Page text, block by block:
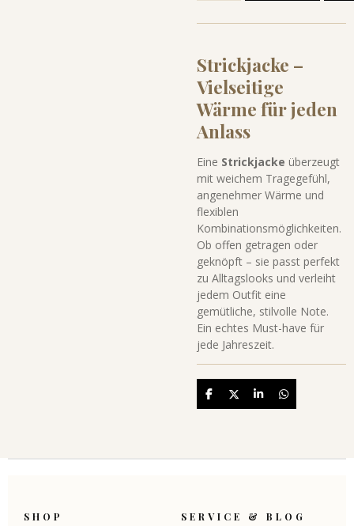
Strickjacke –
Vielseitige
Wärme für jeden
Anlass
Eine Strickjacke überzeugt
mit weichem Tragegefühl,
angenehmer Wärme und
flexiblen
Kombinationsmöglichkeiten.
Ob offen getragen oder
geknöpft – sie passt perfekt
zu Alltagslooks und verleiht
jedem Outfit eine
gemütliche, stilvolle Note.
Ein echtes Must-have für
jede Jahreszeit.
TeilenTeilenTeilenTeilen
SHOP SERVICE & BLOG